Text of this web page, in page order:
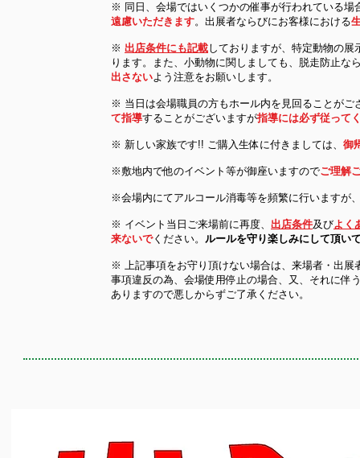
※ 同日、会場ではいくつかの催事が行われている場
遠慮いただきます。出展者ならびにお客様における
※ 出店条件にも記載しておりますが、特定動物の
ります。また、小動物に関しましても、脱走防止な
出さないよう注意をお願いします。
※ 当日は会場職員の方もホール内を見回ることがご
て指導することがございますが指導には必ず従って
※ 新しい家族です!! ご購入生体に付きましては、 御
※敷地内で他のイベント等が御座いますのでご理解
※会場内にてアルコール消毒等を頻繁に行いますが
※ イベント当日ご来場前に再度、 出店条件及びよく
来ないでください。 ルールを守り楽しみにして頂い
​※ 上記事項をお守り頂けない場合は、来場者・出展
事項違反の為、会場使用停止の場合、又、それに伴
ありますので悪しからずご了承ください。